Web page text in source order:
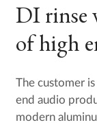
DI rinse
of high
The customer
end audio
modern